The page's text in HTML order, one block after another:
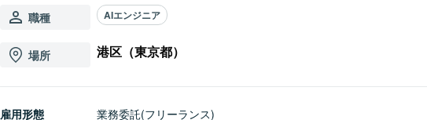
職種 AIエンジニア
場所 港区（東京都）
雇用形態 業務委託(フリーランス)